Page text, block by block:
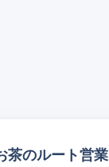
茶のルート営業